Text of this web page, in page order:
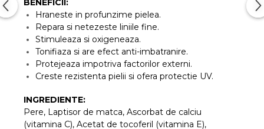
BENEFICII:
Hraneste in profunzime pielea.
Repara si netezeste liniile fine.
Stimuleaza si oxigeneaza.
Tonifiaza si are efect anti-imbatranire.
Protejeaza impotriva factorilor externi.
Creste rezistenta pielii si ofera protectie UV.
INGREDIENTE:
Pere, Laptisor de matca, Ascorbat de calciu
(vitamina C), Acetat de tocoferil (vitamina E),